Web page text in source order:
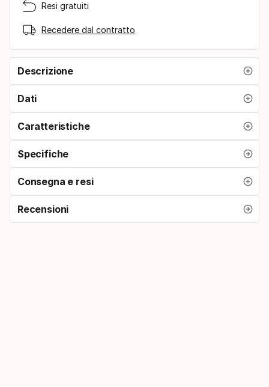
Resi gratuiti
Recedere dal contratto
Descrizione
Dati
Caratteristiche
Specifiche
Consegna e resi
Recensioni